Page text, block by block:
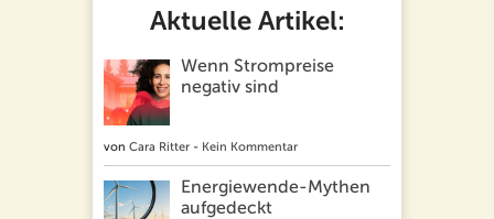
Aktuelle Artikel:
Wenn Strompreise
negativ sind
von Cara Ritter - Kein Kommentar
Energiewende-Mythen
aufgedeckt